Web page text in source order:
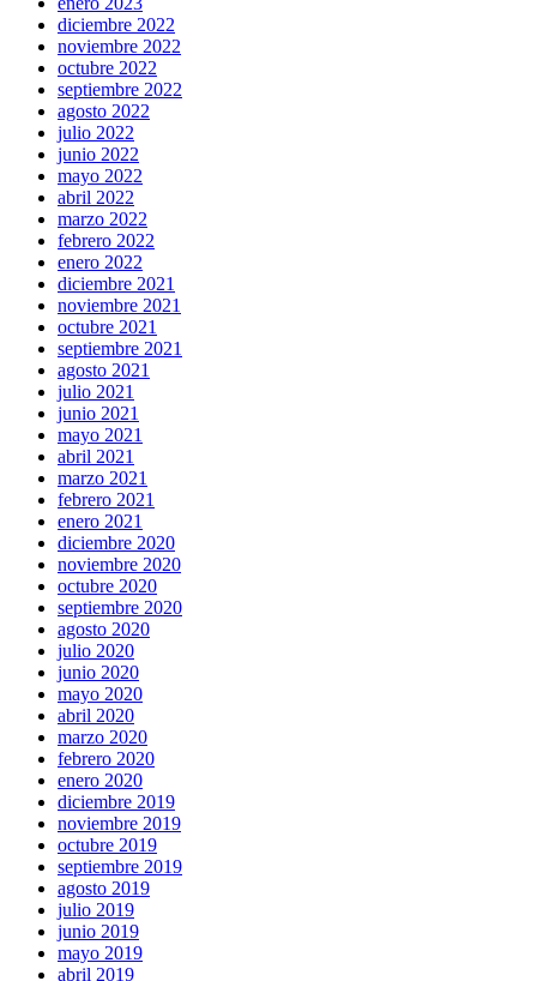
diciembre 2022
noviembre 2022
octubre 2022
septiembre 2022
agosto 2022
julio 2022
junio 2022
mayo 2022
abril 2022
marzo 2022
febrero 2022
enero 2022
diciembre 2021
noviembre 2021
octubre 2021
septiembre 2021
agosto 2021
julio 2021
junio 2021
mayo 2021
abril 2021
marzo 2021
febrero 2021
enero 2021
diciembre 2020
noviembre 2020
octubre 2020
septiembre 2020
agosto 2020
julio 2020
junio 2020
mayo 2020
abril 2020
marzo 2020
febrero 2020
enero 2020
diciembre 2019
noviembre 2019
octubre 2019
septiembre 2019
agosto 2019
julio 2019
junio 2019
mayo 2019
abril 2019